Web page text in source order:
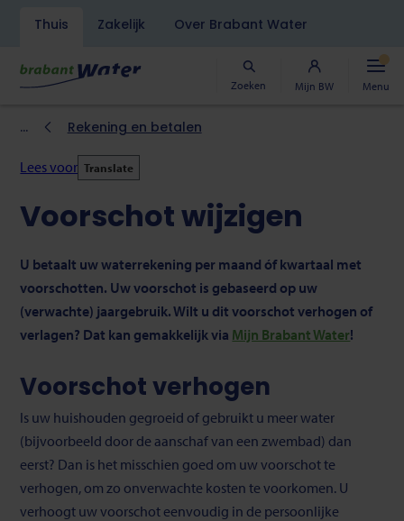
Overslaan
naar
de
gaan
Thuis Zakelijk Over Brabant Water
Zoeken Mijn BW Menu
Kruimelpad
Rekening en betalen
Lees voor Translate
Voorschot wijzigen
U betaalt uw waterrekening per maand óf kwartaal met
voorschotten. Uw voorschot is gebaseerd op uw
(verwachte) jaargebruik. Wilt u dit voorschot verhogen of
verlagen? Dat kan gemakkelijk via Mijn Brabant Water!
Voorschot verhogen
Is uw huishouden gegroeid of gebruikt u meer water
(bijvoorbeeld door de aanschaf van een zwembad) dan
eerst? Dan is het misschien goed om uw voorschot te
verhogen, om zo onverwachte kosten te voorkomen. U
verhoogt uw voorschot eenvoudig in de persoonlijke